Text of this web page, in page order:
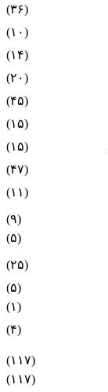
(۳۶)
(۱۰)
(۱۴)
(۲۰)
(۴۵)
(۱۵)
(۱۵)
(۴۷)
(۱۱)
(۹)
(۵)
(۲۵)
(۵)
(۱)
(۴)
(۱۱۷)
(۱۱۷)